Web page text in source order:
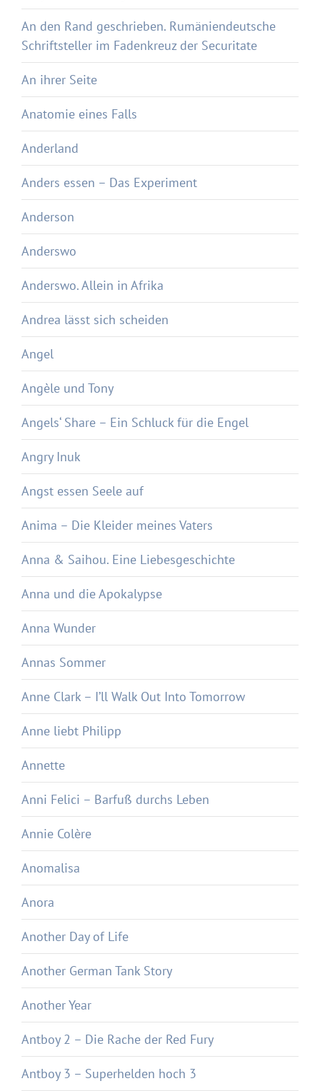
An den Rand geschrieben. Rumäniendeutsche
Schriftsteller im Fadenkreuz der Securitate
An ihrer Seite
Anatomie eines Falls
Anderland
Anders essen – Das Experiment
Anderson
Anderswo
Anderswo. Allein in Afrika
Andrea lässt sich scheiden
Angel
Angèle und Tony
Angels‘ Share – Ein Schluck für die Engel
Angry Inuk
Angst essen Seele auf
Anima – Die Kleider meines Vaters
Anna & Saihou. Eine Liebesgeschichte
Anna und die Apokalypse
Anna Wunder
Annas Sommer
Anne Clark – I’ll Walk Out Into Tomorrow
Anne liebt Philipp
Annette
Anni Felici – Barfuß durchs Leben
Annie Colère
Anomalisa
Anora
Another Day of Life
Another German Tank Story
Another Year
Antboy 2 – Die Rache der Red Fury
Antboy 3 – Superhelden hoch 3